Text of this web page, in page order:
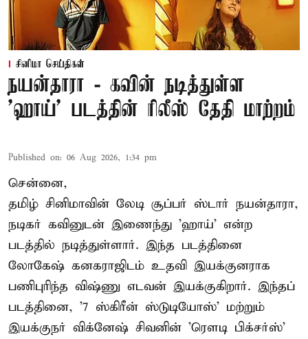
சினிமா செய்திகள்
நயன்தாரா - கவின் நடித்துள்ள
'ஹாய்' படத்தின் ரிலீஸ் தேதி மாற்றம்
Published on: 06 Aug 2026, 1:34 pm
சென்னை,
தமிழ் சினிமாவின் லேடி சூப்பர் ஸ்டார் நயன்தாரா,
நடிகர் கவினுடன் இணைந்து 'ஹாய்' என்ற
படத்தில் நடித்துள்ளார். இந்த படத்தினை
லோகேஷ் கனகராஜிடம் உதவி இயக்குனராக
பணிபுரிந்த விஷ்ணு எடவன் இயக்குகிறார். இந்தப்
படத்தினை, '7 ஸ்கிரீன் ஸ்டுடியோஸ்' மற்றும்
இயக்குநர் விக்னேஷ் சிவனின் 'ரௌடி பிக்சர்ஸ்'